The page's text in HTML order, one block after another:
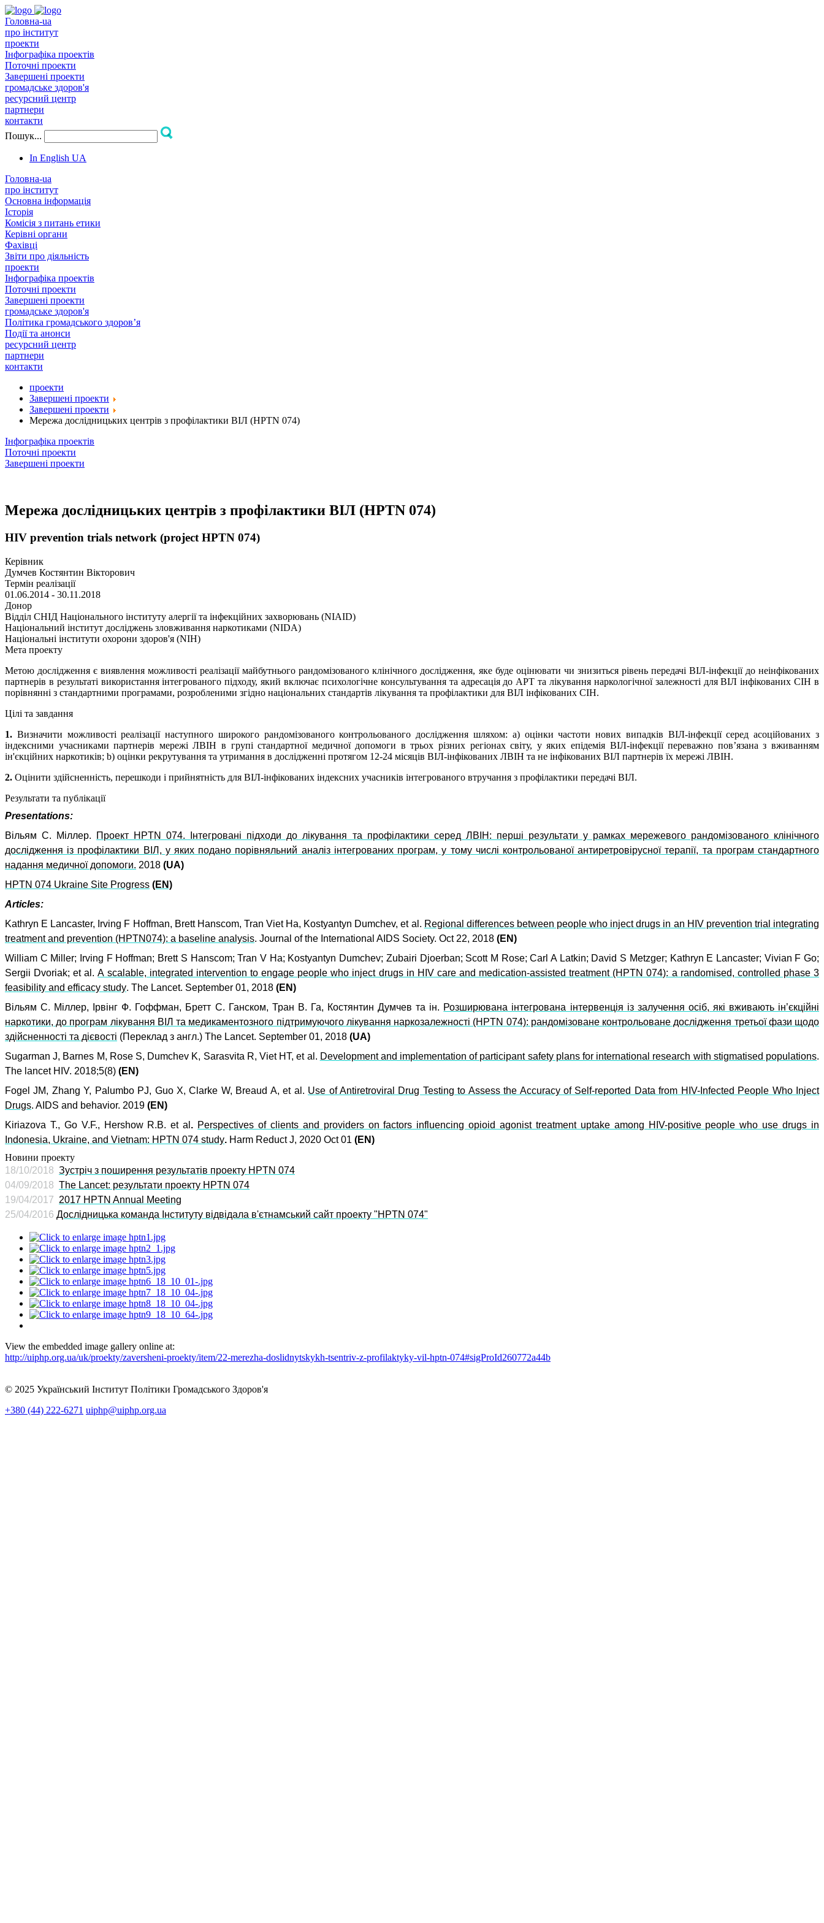
Головна-ua
про інститут
проекти
Інфографіка проектів
Поточні проекти
Завершені проекти
громадське здоров'я
ресурсний центр
партнери
контакти
Пошук...
In English UA
Головна-ua
про інститут
Основна інформація
Історія
Комісія з питань етики
Керівні органи
Фахівці
Звіти про діяльність
проекти
Інфографіка проектів
Поточні проекти
Завершені проекти
громадське здоров'я
Політика громадського здоров’я
Події та анонси
ресурсний центр
партнери
контакти
проекти
Завершені проекти
Завершені проекти
Мережа дослідницьких центрів з профілактики ВІЛ (HPTN 074)
Інфографіка проектів
Поточні проекти
Завершені проекти
Мережа дослідницьких центрів з профілактики ВІЛ (HPTN 074)
HIV prevention trials network (project HPTN 074)
Керівник
Думчев Костянтин Вікторович
Термін реалізації
01.06.2014 - 30.11.2018
Донор
Відділ СНІД Національного інституту алергії та інфекційних захворювань (NIAID)
Національний інститут досліджень зловживання наркотиками (NIDA)
Національні інститути охорони здоров'я (NIH)
Мета проекту
Метою дослідження є виявлення можливості реалізації майбутнього рандомізованого клінічного дослідження, яке буде оцінювати чи знизиться рівень передачі ВІЛ-інфекції до неінфікованих
партнерів в результаті використання інтегрованого підходу, який включає психологічне консультування та адресація до АРТ та лікування наркологічної залежності для ВІЛ інфікованих СІН в
порівнянні з стандартними програмами, розробленими згідно національних стандартів лікування та профілактики для ВІЛ інфікованих СІН.
Цілі та завдання
1. Визначити можливості реалізації наступного широкого рандомізованого контрольованого дослідження шляхом: а) оцінки частоти нових випадків ВІЛ-інфекції серед асоційованих з
індексними учасниками партнерів мережі ЛВІН в групі стандартної медичної допомоги в трьох різних регіонах світу, у яких епідемія ВІЛ-інфекції переважно пов’язана з вживанням
ін'єкційних наркотиків; b) оцінки рекрутування та утримання в дослідженні протягом 12-24 місяців ВІЛ-інфікованих ЛВІН та не інфікованих ВІЛ партнерів їх мережі ЛВІН.
2. Оцінити здійсненність, перешкоди і прийнятність для ВІЛ-інфікованих індексних учасників інтегрованого втручання з профілактики передачі ВІЛ.
Результати та публікації
Presentations:
Вільям С. Міллер.
Проект HPTN 074. Інтегровані підходи до лікування та профілактики серед ЛВІН: перші результати у рамках мережевого рандомізованого клінічного
дослідження із профілактики ВІЛ, у яких подано порівняльний аналіз інтегрованих програм, у тому числі контрольованої антиретровірусної терапії, та програм стандартного
надання медичної допомоги. 2018 (UA)
HPTN 074 Ukraine Site Progress (EN)
Articles:
Kathryn E Lancaster, Irving F Hoffman, Brett Hanscom, Tran Viet Ha, Kostyantyn Dumchev, et al. Regional differences between people who inject drugs in an HIV prevention trial integrating
treatment and prevention (HPTN074): a baseline analysis. Journal of the International AIDS Society. Oct 22, 2018 (EN)
William C Miller; Irving F Hoffman; Brett S Hanscom; Tran V Ha; Kostyantyn Dumchev; Zubairi Djoerban; Scott M Rose; Carl A Latkin; David S Metzger; Kathryn E Lancaster; Vivian F Go;
Sergii Dvoriak;et al.A scalable, integrated intervention to engage people who inject drugs in HIV care and medication-assisted treatment (HPTN 074): a randomised, controlled phase 3
feasibility and efficacy study. The Lancet. September 01, 2018 (EN)
Вільям С. Міллер, Ірвінг Ф. Гоффман, Бретт С. Ганском, Тран В. Га, Костянтин Думчев та ін. Розширювана інтегрована інтервенція із залучення осіб, які вживають ін’єкційні
наркотики, до програм лікування ВІЛ та медикаментозного підтримуючого лікування наркозалежності (HPTN 074): рандомізоване контрольоване дослідження третьої фази щодо
здійсненності та дієвості (Переклад з англ.) The Lancet. September 01, 2018 (UA)
Sugarman J, Barnes M, Rose S, Dumchev K, Sarasvita R, Viet HT, et al. Development and implementation of participant safety plans for international research with stigmatised populations.
The lancet HIV. 2018;5(8) (EN)
Fogel JM, Zhang Y, Palumbo PJ, Guo X, Clarke W, Breaud A, et al. Use of Antiretroviral Drug Testing to Assess the Accuracy of Self-reported Data from HIV-Infected People Who Inject
Drugs. AIDS and behavior. 2019 (EN)
Kiriazova T., Go V.F., Hershow R.B. et al . Perspectives of clients and providers on factors influencing opioid agonist treatment uptake among HIV-positive people who use drugs in
Indonesia, Ukraine, and Vietnam: HPTN 074 study. Harm Reduct J, 2020 Oct 01 (EN)
Новини проекту
18/10/2018 Зустріч з поширення результатів проекту HPTN 074
04/09/2018 The Lancet: результати проекту HPTN 074
19/04/2017 2017 HPTN Annual Meeting
25/04/201 6 Дослідницька команда Інституту відвідала в'єтнамський сайт проекту "HPTN 074"
View the embedded image gallery online at:
http://uiphp.org.ua/uk/proekty/zaversheni-proekty/item/22-merezha-doslidnytskykh-tsentriv-z-profilaktyky-vil-hptn-074#sigProId260772a44b
© 2025 Український Інститут Політики Громадського Здоров'я
+380 (44) 222-6271 uiphp@uiphp.org.ua